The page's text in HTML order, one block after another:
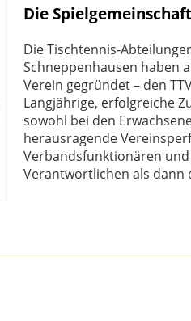
Die Spielgemeinschaft
Die Tischtennis-
Schneppenhausen haben
Verein gegründet – den
Langjährige, erfolgreiche
sowohl bei den
herausragende
Verbandsfunktionären
Verantwortlichen als dann